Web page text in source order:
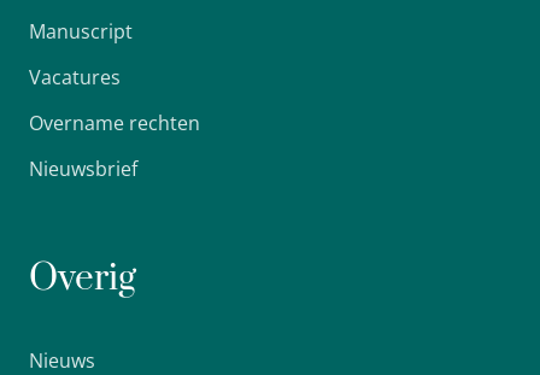
Manuscript
Vacatures
Overname rechten
Nieuwsbrief
Overig
Nieuws